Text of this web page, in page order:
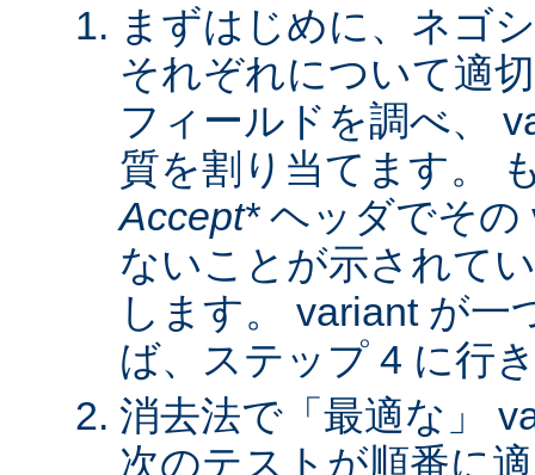
まずはじめに、ネゴ
それぞれについて適
フィールドを調べ、
質を割り当てます。
Accept*ヘッダでその
ないことが示されて
します。 variant が
ば、ステップ 4 に行
消去法で「最適な」
次のテストが順番に